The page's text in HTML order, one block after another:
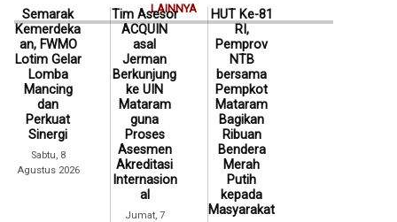
LAINNYA
Semarak
Kemerdeka
an, FWMO
Lotim Gelar
Lomba
Mancing
dan
Perkuat
Sinergi
Sabtu, 8
Agustus 2026
Tim Asesor
ACQUIN
asal
Jerman
Berkunjung
ke UIN
Mataram
guna
Proses
Asesmen
Akreditasi
Internasion
al
Jumat, 7
HUT Ke-81
RI,
Pemprov
NTB
bersama
Pempkot
Mataram
Bagikan
Ribuan
Bendera
Merah
Putih
kepada
Masyarakat